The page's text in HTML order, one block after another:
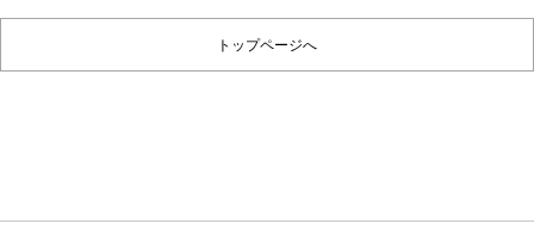
トップページへ